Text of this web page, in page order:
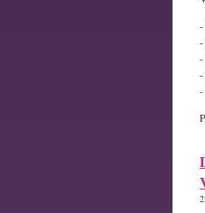
-
-
-
-
-